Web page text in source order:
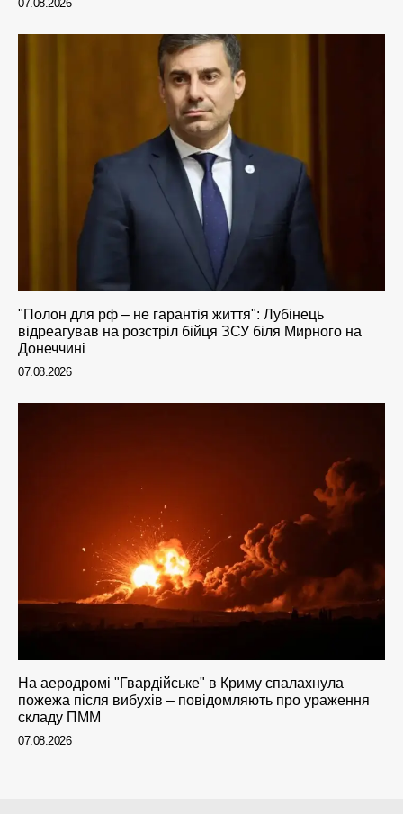
07.08.2026
"Полон для рф – не гарантія життя": Лубінець
відреагував на розстріл бійця ЗСУ біля Мирного на
Донеччині
07.08.2026
На аеродромі "Гвардійське" в Криму спалахнула
пожежа після вибухів – повідомляють про ураження
складу ПММ
07.08.2026